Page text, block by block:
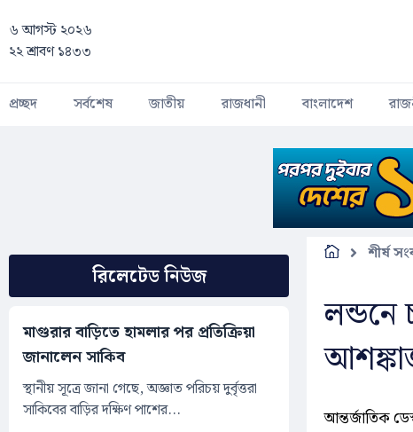
৬ আগস্ট ২০২৬
২২ শ্রাবণ ১৪৩৩
প্রচ্ছদ সর্বশেষ জাতীয় রাজধানী বাংলাদেশ
রিলেটেড নিউজ
মাগুরার বাড়িতে হামলার পর প্রতিক্রিয়া
জানালেন সাকিব
স্থানীয় সূত্রে জানা গেছে, অজ্ঞাত পরিচয় দুর্বৃত্তরা
সাকিবের বাড়ির দক্ষিণ পাশের...
শীর্ষ
লন্ডনে
আন্তর্জাতিক